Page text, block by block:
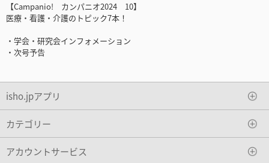
【Campanio! カンパニオ2024 10】
医療・看護・介護のトピック7本！
・学会・研究会インフォメーション
・次号予告
isho.jpアプリ
カテゴリー
アカウントサービス